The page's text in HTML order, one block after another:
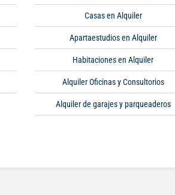
Casas en Alquiler
Apartaestudios en Alquiler
Habitaciones en Alquiler
Alquiler Oficinas y Consultorios
Alquiler de garajes y parqueaderos